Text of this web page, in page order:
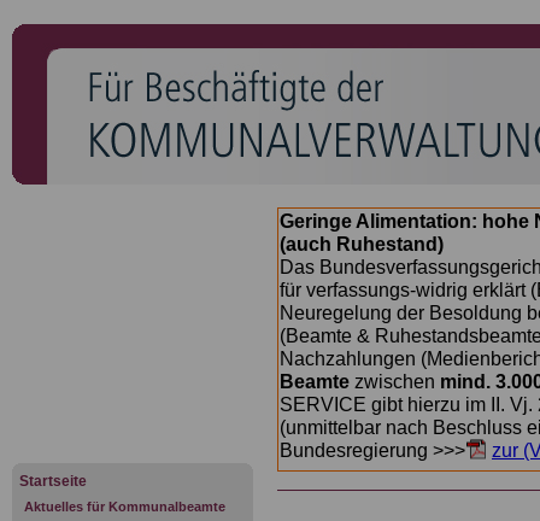
Startseite
Aktuelles für Kommunalbeamte
Geringe Alimentation: hohe
(auch Ruhestand)
Das
für verfassungs-widrig erklärt
Neuregelung der Besoldung
(Beamte &
Nachzahlungen
Beamte zwischen mind.
SERVICE gibt hierzu im II.
(unmittelbar nach Beschluss
Bundesregierung >>>
zur